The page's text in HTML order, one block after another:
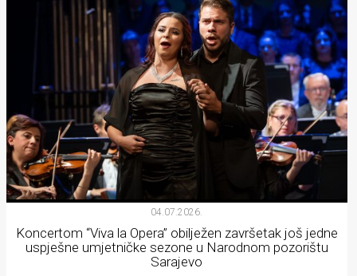
04.07.2026.
Koncertom “Viva la Opera” obilježen završetak još jedne
uspješne umjetničke sezone u Narodnom pozorištu
Sarajevo